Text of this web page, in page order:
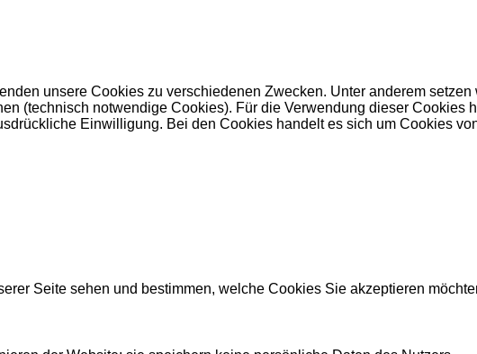
unsere Cookies zu verschiedenen Zwecken. Unter anderem
(technisch notwendige Cookies). Für die Verwendung dieser Cookies
Einwilligung. Bei den Cookies handelt es sich um Cookies
Seite sehen und bestimmen, welche Cookies Sie akzeptieren